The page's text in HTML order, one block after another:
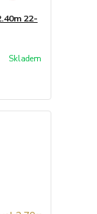
22-
Skladem